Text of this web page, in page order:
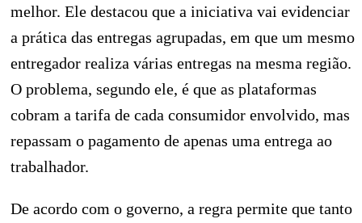
melhor. Ele destacou que a iniciativa vai evidenciar
a prática das entregas agrupadas, em que um mesmo
entregador realiza várias entregas na mesma região.
O problema, segundo ele, é que as plataformas
cobram a tarifa de cada consumidor envolvido, mas
repassam o pagamento de apenas uma entrega ao
trabalhador.
De acordo com o governo, a regra permite que tanto